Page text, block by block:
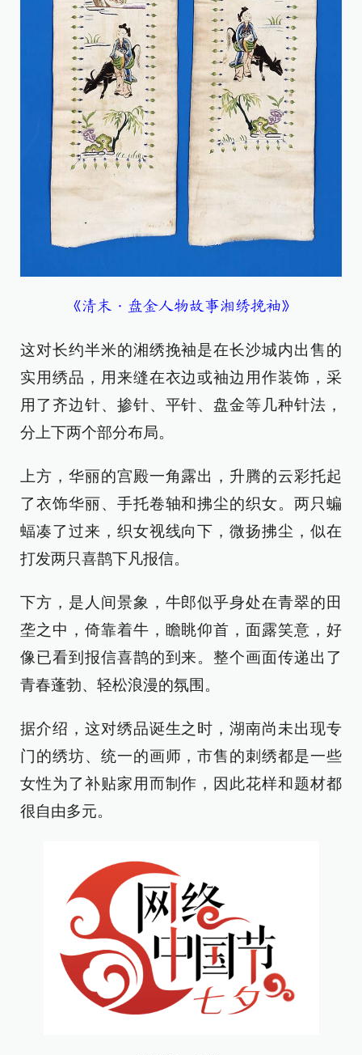
《清末·盘金人物故事湘绣挽袖》
这对长约半米的湘绣挽袖是在长沙城内出售的
实用绣品，用来缝在衣边或袖边用作装饰，采
用了齐边针、掺针、平针、盘金等几种针法，
分上下两个部分布局。
上方，华丽的宫殿一角露出，升腾的云彩托起
了衣饰华丽、手托卷轴和拂尘的织女。两只蝙
蝠凑了过来，织女视线向下，微扬拂尘，似在
打发两只喜鹊下凡报信。
下方，是人间景象，牛郎似乎身处在青翠的田
垄之中，倚靠着牛，瞻眺仰首，面露笑意，好
像已看到报信喜鹊的到来。整个画面传递出了
青春蓬勃、轻松浪漫的氛围。
据介绍，这对绣品诞生之时，湖南尚未出现专
门的绣坊、统一的画师，市售的刺绣都是一些
女性为了补贴家用而制作，因此花样和题材都
很自由多元。